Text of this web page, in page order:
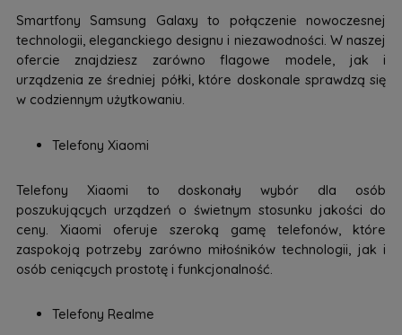
Smartfony Samsung Galaxy to połączenie nowoczesnej
technologii, eleganckiego designu i niezawodności. W naszej
ofercie znajdziesz zarówno flagowe modele, jak i
urządzenia ze średniej półki, które doskonale sprawdzą się
w codziennym użytkowaniu.
Telefony Xiaomi
Telefony Xiaomi to doskonały wybór dla osób
poszukujących urządzeń o świetnym stosunku jakości do
ceny. Xiaomi oferuje szeroką gamę telefonów, które
zaspokoją potrzeby zarówno miłośników technologii, jak i
osób ceniących prostotę i funkcjonalność.
Telefony Realme